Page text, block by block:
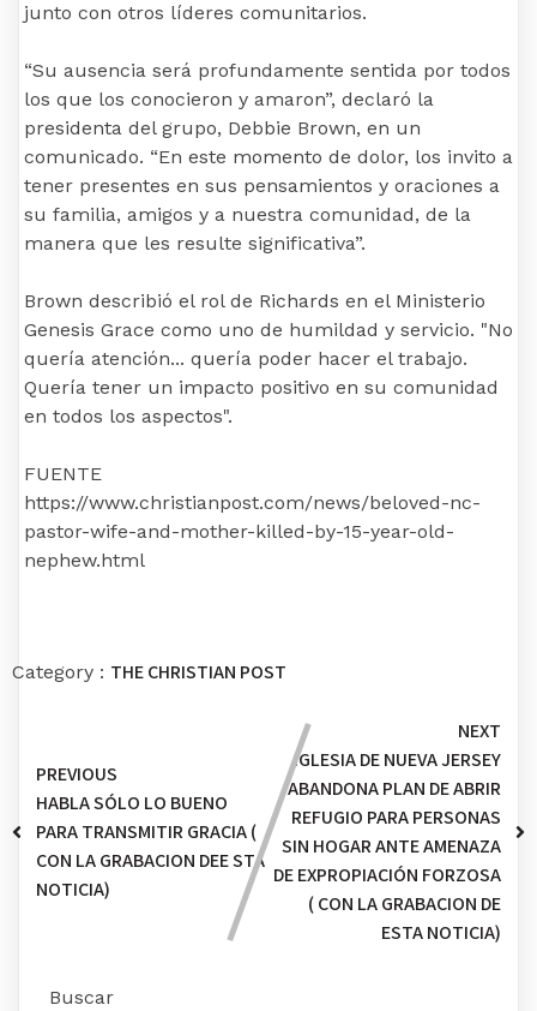
junto con otros líderes comunitarios.
“Su ausencia será profundamente sentida por todos
los que los conocieron y amaron”, declaró la
presidenta del grupo, Debbie Brown, en un
comunicado. “En este momento de dolor, los invito a
tener presentes en sus pensamientos y oraciones a
su familia, amigos y a nuestra comunidad, de la
manera que les resulte significativa”.
Brown describió el rol de Richards en el Ministerio
Genesis Grace como uno de humildad y servicio. "No
quería atención... quería poder hacer el trabajo.
Quería tener un impacto positivo en su comunidad
en todos los aspectos".
FUENTE
https://www.christianpost.com/news/beloved-nc-
pastor-wife-and-mother-killed-by-15-year-old-
nephew.html
Category : THE CHRISTIAN POST
PREVIOUS
HABLA SÓLO LO BUENO
PARA TRANSMITIR GRACIA (
CON LA GRABACION DEE STA
NOTICIA)
NEXT
IGLESIA DE NUEVA JERSEY
ABANDONA PLAN DE ABRIR
REFUGIO PARA PERSONAS
SIN HOGAR ANTE AMENAZA
DE EXPROPIACIÓN FORZOSA
( CON LA GRABACION DE
ESTA NOTICIA)
Buscar